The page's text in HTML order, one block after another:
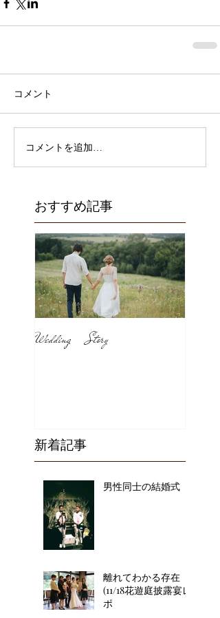
コメント
コメントを追加…
おすすめ記事
Wedding Story
新着記事
男性同士の結婚式
離れてわかる存在
(11/18花遊庭披露宴レ
ポ